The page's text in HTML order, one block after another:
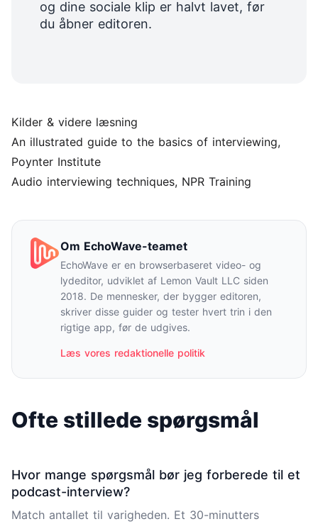
og dine sociale klip er halvt lavet, før
du åbner editoren.
Kilder & videre læsning
An illustrated guide to the basics of interviewing,
Poynter Institute
Audio interviewing techniques, NPR Training
Om EchoWave-teamet
EchoWave er en browserbaseret video- og
lydeditor, udviklet af Lemon Vault LLC siden
2018. De mennesker, der bygger editoren,
skriver disse guider og tester hvert trin i den
rigtige app, før de udgives.
Læs vores redaktionelle politik
Ofte stillede spørgsmål
Hvor mange spørgsmål bør jeg forberede til et
podcast-interview?
Match antallet til varigheden. Et 30-minutters